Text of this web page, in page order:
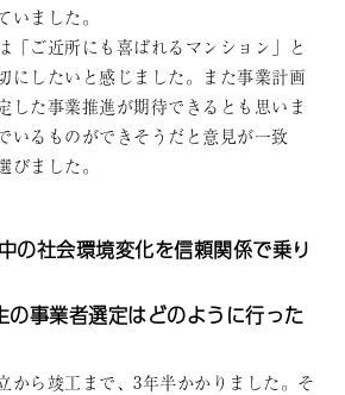
いました。
「ご近所にも喜ばれるマンション」と
にしたいと感じました。また事業計画
した事業推進が期待できるとも思いま
いるものができそうだと意見が一致
びました。
の社会環境変化を信頼関係で乗り
事業者選定はどのように行った
から竣工まで、3年半かかりました。そ